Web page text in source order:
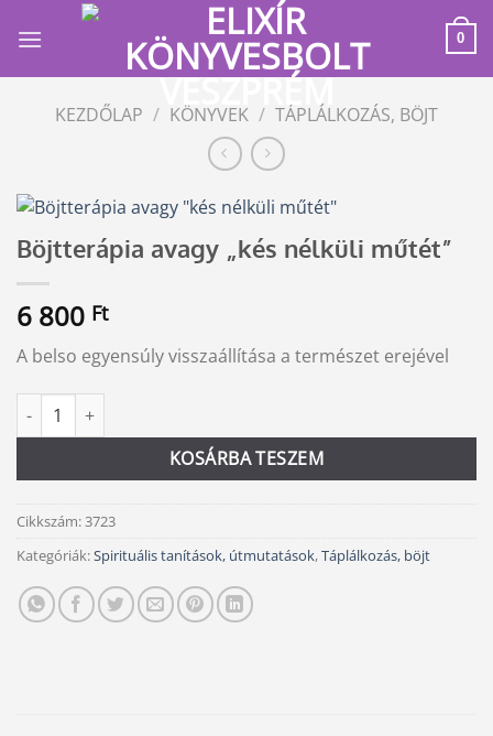
0
KEZDŐLAP / KÖNYVEK / TÁPLÁLKOZÁS, BÖJT
Böjtterápia avagy „kés nélküli műtét”
6 800 Ft
A belso egyensúly visszaállítása a természet erejével
Böjtterápia avagy "kés nélküli műtét" mennyiség
KOSÁRBA TESZEM
Alternative:
Cikkszám:3723
Kategóriák:Spirituális tanítások, útmutatások,Táplálkozás, böjt